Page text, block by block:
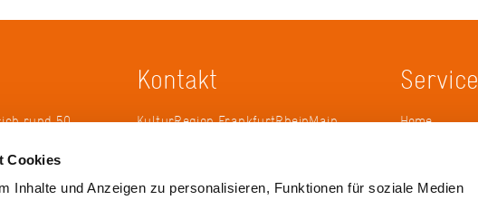
Cookies
Inhalte und Anzeigen zu personalisieren, Funktionen für soziale Medien
rund 50
2005 die
Kontakt
KulturRegion FrankfurtRheinMain
Service
Home